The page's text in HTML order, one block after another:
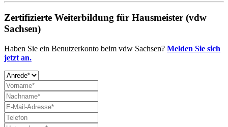
Zertifizierte Weiterbildung für Hausmeister (vdw
Sachsen)
Haben Sie ein Benutzerkonto beim vdw Sachsen? Melden Sie sich
jetzt an.